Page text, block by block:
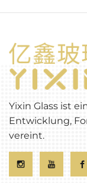
Yixin Glass ist
Entwicklung,
vereint.